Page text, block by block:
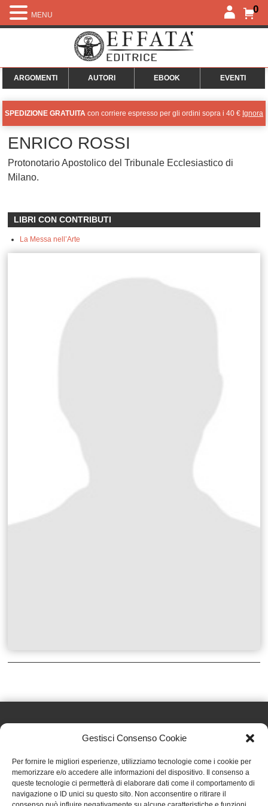
Gestisci Consenso Cookie
Per fornire le migliori esperienze, utilizziamo tecnologie come i cookie per
memorizzare e/o accedere alle informazioni del dispositivo. Il consenso a
queste tecnologie ci permetterà di elaborare dati come il comportamento di
navigazione o ID unici su questo sito. Non acconsentire o ritirare il
0
ARGOMENTI AUTORI EBOOK EVENTI
SPEDIZIONE GRATUITA con corriere espresso per gli ordini sopra i 40 € Ignora
ENRICO ROSSI
Protonotario Apostolico del Tribunale Ecclesiastico di
Milano.
LIBRI CON CONTRIBUTI
La Messa nell’Arte
Effatà Editrice di Pellegrino Paolo SAS
C.F. e P.IVA 09655250018
Via Tre Denti, 1 - 10060 Cantalupa (TO)
Telefono: (+39) 0121 353452 - Fax: (+39) 0121 353839
MENU